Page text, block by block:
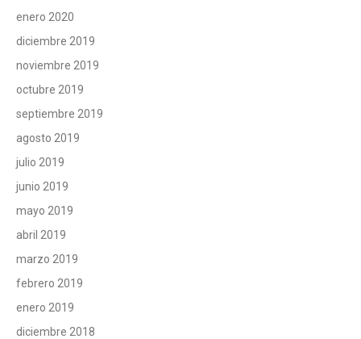
enero 2020
diciembre 2019
noviembre 2019
octubre 2019
septiembre 2019
agosto 2019
julio 2019
junio 2019
mayo 2019
abril 2019
marzo 2019
febrero 2019
enero 2019
diciembre 2018